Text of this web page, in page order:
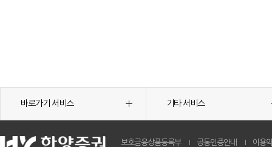
바로가기 서비스 기타 서비스
보호금융상품등록부 공동인증안내 이용